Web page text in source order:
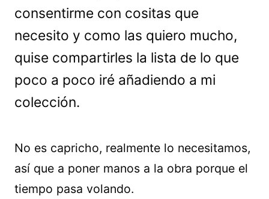
consentirme con cositas que
necesito y como las quiero mucho,
quise compartirles la lista de lo que
poco a poco iré añadiendo a mi
colección.
No es capricho, realmente lo necesitamos,
así que a poner manos a la obra porque el
tiempo pasa volando.